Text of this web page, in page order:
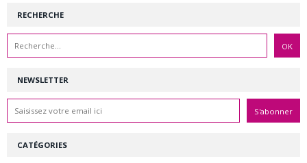
NEWSLETTER
RECHERCHE
CATÉGORIES